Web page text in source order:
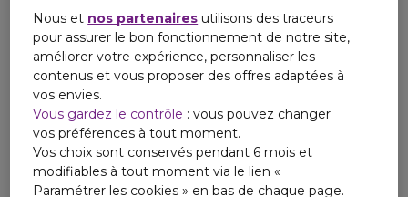
+48% d'éclat du contour de l'oeil**
*Evaluation de l'effet hydratant - après 15 minutes - 10
volontaires - Février 2022.
** Test instrumental réalisé 20 adultes volontaires, après 28
jours.
Les + produit :
Fabriqué en France.
Nous et nos partenaires utilisons des traceurs
pour assurer le bon fonctionnement de notre site,
améliorer votre expérience, personnaliser les
contenus et vous proposer des offres adaptées à
vos envies.
Vous gardez le contrôle : vous pouvez changer
vos préférences à tout moment.
Vos choix sont conservés pendant 6 mois et
modifiables à tout moment via le lien «
Paramétrer les cookies » en bas de chaque page.